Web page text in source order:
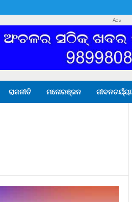
Ads
ରାଜନୀତି ମନୋରଞ୍ଜନ ଜୀବନଚର୍ଯ୍ୟା